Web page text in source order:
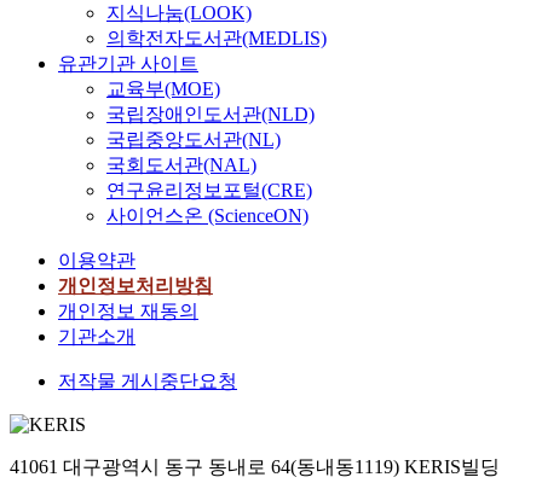
지식나눔(LOOK)
의학전자도서관(MEDLIS)
유관기관 사이트
교육부(MOE)
국립장애인도서관(NLD)
국립중앙도서관(NL)
국회도서관(NAL)
연구윤리정보포털(CRE)
사이언스온 (ScienceON)
이용약관
개인정보처리방침
개인정보 재동의
기관소개
저작물 게시중단요청
41061 대구광역시 동구 동내로 64(동내동1119) KERIS빌딩